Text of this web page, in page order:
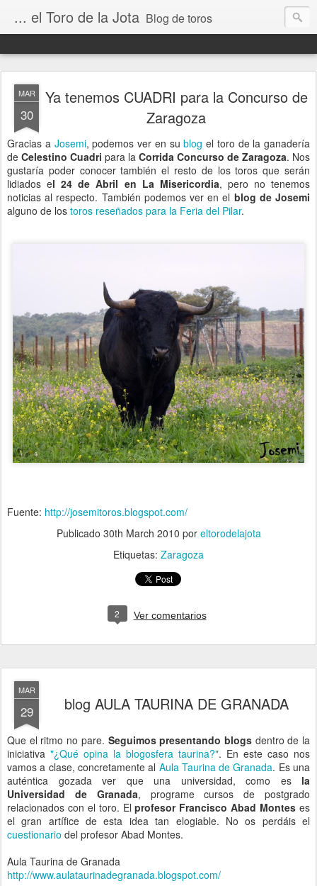
... el Toro de la Jota Blog de toros
MAR
30
Ya tenemos CUADRI para la Concurso de
Zaragoza
Gracias a Josemi, podemos ver en sublog el toro de la ganadería
de Celestino Cuadri para la Corrida Concurso de Zaragoza. Nos
gustaría poder conocer también el resto de los toros que serán
lidiados el 24 de Abril en La Misericordia, pero no tenemos
noticias al respecto. También podemos ver en el blog de Josemi
alguno de los toros reseñados para la Feria del Pilar.
Fuente: http://josemitoros.blogspot.com/
Publicado 30th March 2010 por eltorodelajota
Etiquetas: Zaragoza
2 Ver comentarios
MAR
29 blog AULA TAURINA DE GRANADA
Que el ritmo no pare. Seguimos presentando blogsdentro de la
iniciativa "¿Qué opina la blogosfera taurina?". En este caso nos
vamos a clase, concretamente al Aula Taurina de Granada. Es una
auténtica gozada ver que una universidad, como es la
Universidad de Granada, programe cursos de postgrado
relacionados con el toro. Elprofesor Francisco Abad Montes es
el gran artífice de esta idea tan elogiable. No os perdáis el
cuestionario del profesor Abad Montes.
Aula Taurina de Granada
http://www.aulataurinadegranada.blogspot.com/